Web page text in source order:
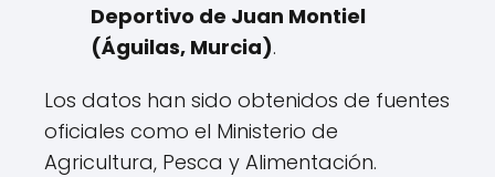
Deportivo de Juan Montiel
(Águilas, Murcia).
Los datos han sido obtenidos de fuentes
oficiales como el Ministerio de
Agricultura, Pesca y Alimentación.